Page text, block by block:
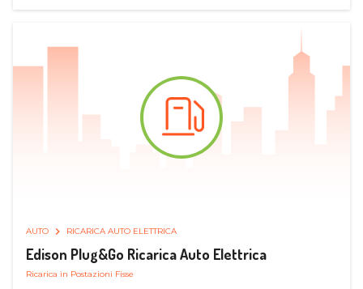
AUTO RICARICA AUTO ELETTRICA
Edison Plug&Go Ricarica Auto Elettrica
Ricarica in Postazioni Fisse